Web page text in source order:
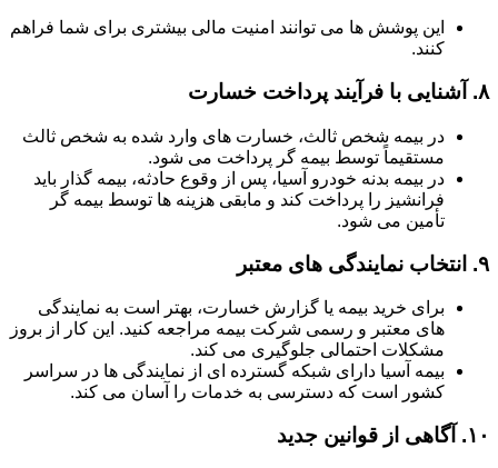
این پوشش ها می توانند امنیت مالی بیشتری برای شما فراهم
کنند.
۸. آشنایی با فرآیند پرداخت خسارت
در بیمه شخص ثالث، خسارت های وارد شده به شخص ثالث
مستقیماً توسط بیمه گر پرداخت می شود.
در بیمه بدنه خودرو آسیا، پس از وقوع حادثه، بیمه گذار باید
فرانشیز را پرداخت کند و مابقی هزینه ها توسط بیمه گر
تأمین می شود.
۹. انتخاب نمایندگی های معتبر
برای خرید بیمه یا گزارش خسارت، بهتر است به نمایندگی
های معتبر و رسمی شرکت بیمه مراجعه کنید. این کار از بروز
مشکلات احتمالی جلوگیری می کند.
بیمه آسیا دارای شبکه گسترده ای از نمایندگی ها در سراسر
کشور است که دسترسی به خدمات را آسان می کند.
۱۰. آگاهی از قوانین جدید